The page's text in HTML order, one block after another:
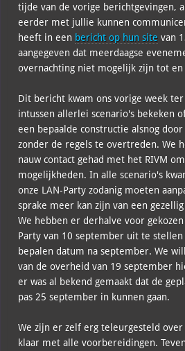
tijde van de vorige berichtgevingen,
eerder met jullie kunnen
heeft in een bericht op hun site van
aangegeven dat meerdaagse
overnachting niet mogelijk zijn tot
Dit bericht kwam ons vorige week
intussen allerlei scenario's bekeken
een bepaalde constructie alsnog
zonder de regels te overtreden. We
nauw contact gehad met het RIVM
mogelijkheden. In alle scenario's
onze LAN-Party zodanig moeten
sprake meer kan zijn van een
We hebben er derhalve voor
Party van 10 september uit te
bepalen datum na september. We
van de overheid van 19 september
er was al bekend gemaakt dat de
pas 25 september in kunnen gaan.
We zijn er zelf erg teleurgesteld
klaar met alle voorbereidingen.